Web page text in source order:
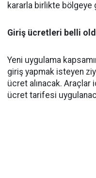
kararla birlikte
Giriş ücretleri belli
Yeni uygulama
giriş yapmak isteyen
ücret alınacak. Araçlar
ücret tarifesi